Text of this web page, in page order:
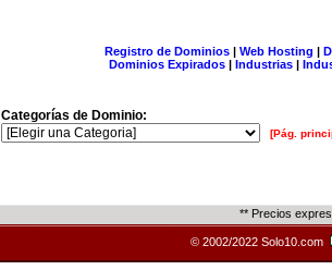
Registro de Dominios| Web Hosting |
Dominios Expirados | Industrias |
Categorías de Dominio:
[Pág.
** Precios
© 2002/2022 Solo10.com